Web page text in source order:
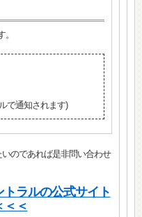
で通知されます)
のであれば是非問い合わせ
ラルの公式サイト
＜＜